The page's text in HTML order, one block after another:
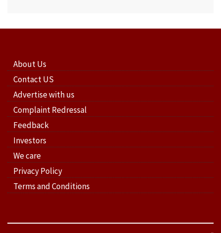
About Us
Contact US
Advertise with us
Complaint Redressal
Feedback
Investors
We care
Privacy Policy
Terms and Conditions